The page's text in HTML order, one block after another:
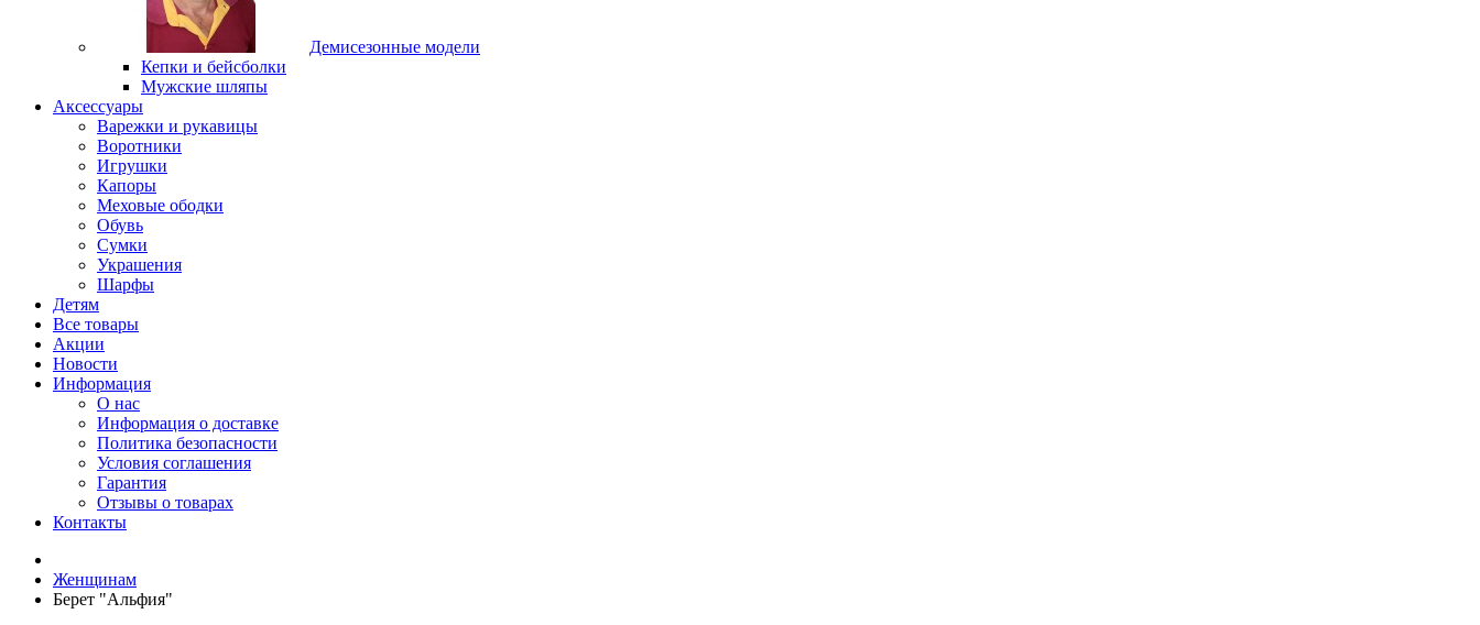
Демисезонные модели
Кепки и бейсболки
Мужские шляпы
Аксессуары
Варежки и рукавицы
Воротники
Игрушки
Капоры
Меховые ободки
Обувь
Сумки
Украшения
Шарфы
Детям
Все товары
Акции
Новости
Информация
О нас
Информация о доставке
Политика безопасности
Условия соглашения
Гарантия
Отзывы о товарах
Контакты
Женщинам
Берет "Альфия"